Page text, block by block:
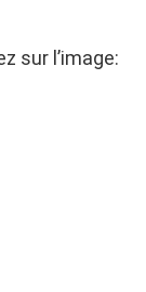
sur l’image: